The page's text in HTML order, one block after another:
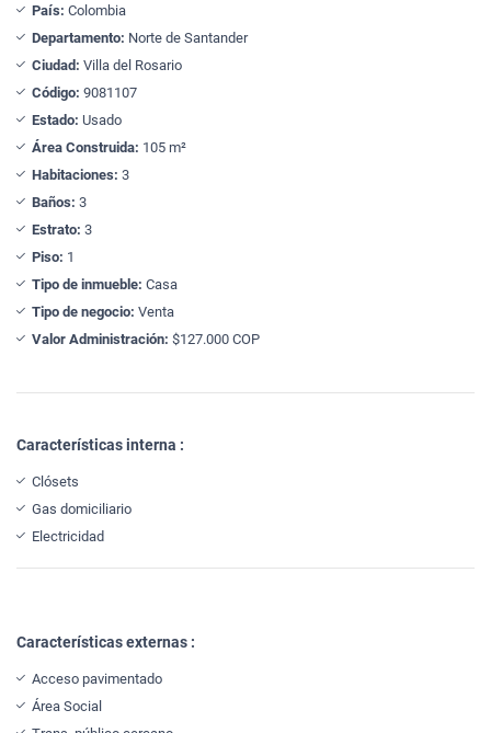
País: Colombia
Departamento: Norte de Santander
Ciudad: Villa del Rosario
Código: 9081107
Estado: Usado
Área Construida: 105 m²
Habitaciones: 3
Baños: 3
Estrato: 3
Piso: 1
Tipo de inmueble: Casa
Tipo de negocio: Venta
Valor Administración: $127.000 COP
Características interna :
Clósets
Gas domiciliario
Electricidad
Características externas :
Acceso pavimentado
Área Social